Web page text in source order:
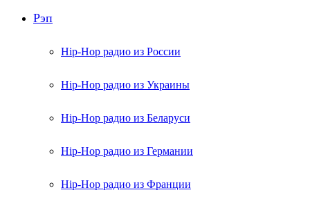
Рэп
Hip-Hop радио из России
Hip-Hop радио из Украины
Hip-Hop радио из Беларуси
Hip-Hop радио из Германии
Hip-Hop радио из Франции